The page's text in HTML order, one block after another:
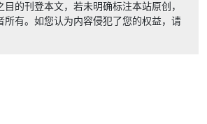
的刊登本文，若未明确标注本站原创，
所有。如您认为内容侵犯了您的权益，请